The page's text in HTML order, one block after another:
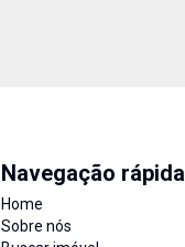
Navegação rápida
Home
Sobre nós